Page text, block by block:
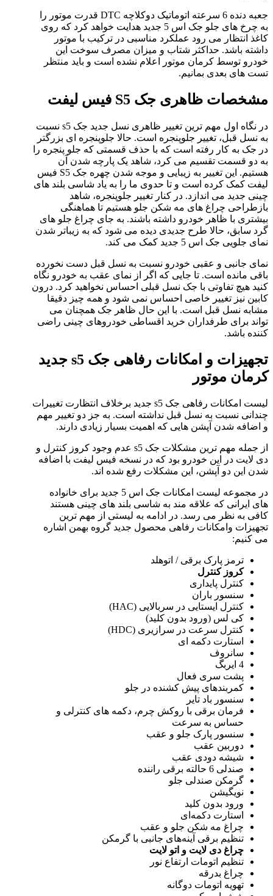
جعبه دنده 6 سرعته اتوماتیک دوکلاچه DTC قدرت موتور را
به چرخ های جلو جک اس 5 جدید هدایت خواهد کرد که روی
کاغذ انتظار می رود عملکرد مناسبی در ترکیب با موتور
داشته باشد. حداکثر شتاب و میزان مصرف سوخت این
خودرو توسط کرمان موتور اعلام نشده است و باید منتظر
تست های بعدی بمانیم.
مشخصات ظاهری جک S5 فیس لیفت
در نگاه اول مهم ترین تغییر ظاهری نسل جدید جک s5 نسبت
به نسل قبل، تغییر جلوپنجره است. حالا جلوپنجره ای بزرگتر
در جک به کار رفته است که با حذف قسمتی که جلو پنجره را
به دو قسمت تقسیم می کرد، شاهد یک پارچه شدن آن
هستیم. این تغییر به زیبایی و موجه شدن چهره جک S5 فیس
لیفت کمک کرده است و تا حدوی ما را به یاد شاسی بلند های
چینی جدید می اندازد. در کنار تغییر جلوپنجره، شاهد
بازطراحی چراغ های مه شکن جلو هستیم تا هماهنگی
بیشتری با ظاهر خودرو داشته باشند. به جای چراغ جلو های
گرد سابق، حالا طرح جدیدی دیده می شود که به زیباتر شدن
نمای جلویی جک اس 5 جدید کمک می کند.
نمای جانبی و عقبی خودرو نسبت به نسل قبل دست نخورده
باقی مانده است. تا جایی که اگر از نمای عقب به خودرو نگاه
کنید هیچ تفاوتی با جک نسل قبلی احساس نخواهید کرد. درون
کابین نیز تغییر خاصی احساس نمی شود و همه چیز دقیقا
مشابه نسل قبل است. با این حال ظاهر جک همچنان می
تواند برای طرفداران خرید اقساطی خودروهای چینی راضی
کننده باشد.
تجهیزات و امکانات رفاهی جک s5 جدید
کرمان موتور
لیست امکانات رفاهی جک s5 جدید برخلاف انتظارت تغییرات
چندانی نسبت به نسل قبل نداشته است. به جز دو تغییر مهم
و اضافه شدن آپشن هایی که اهمیت بسیار زیادی دارند.
از جمله مهم ترین مشکلات جک s5 عدم وجود کروز کنترل و
دی لایت در این خودرو بود که در نسخه فیس لیفت با اضافه
شدن این دو آپشن، این مشکلات رفع شده اند.
در مجموعه لیست امکانات جک اس 5 جدید برای خانواده
های ایرانی که علاقه مند به شاسی بلند های چینی هستند
کافی به نظر می رسد. در ادامه به لیستی از مهم ترین
تجهیزات وامکانات رفاهی محصول جدید گروه بهمن اشاره
می کنیم:
ترمز پارک برقی / اتوهلد
کروز کنترل
کنترل پایداری
سنسور باران
کنترل ایستایی در سربالایی (HAC)
کی لس (ورود بدون کلید)
کنترل سرعت در سرازیری (HDC)
استارت دکمه ای
سانروف
4 ایربگ
پشت سری فعال
کمربندهای پیش کشنده در جلو
سنسور باد تایر
فرمان برقی با روکش چرم، دکمه های کنترلی و
حساس به سرعت
سنسور پارک جلو و عقب
دوربین عقب
شیشه دودی عقب
صندلی 6 حالته برقی راننده
گرمکن صندلی جلو
نویگیشن
ورود بدون کلید
استارت دکمه‌ای
چراغ مه شکن جلو و عقب
تنظیم برقی آینه‌های جانبی با گرمکن
چراغ دی لایت و اتو لایت
تنظیم اتومات ارتفاع نور
چراغ بدرقه
تهویه اتومات دوگانه